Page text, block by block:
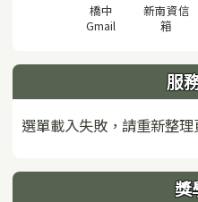
橋中
Gmail (另開視窗)
新南資信
箱
服
選單載入失敗，請重新整理
獎